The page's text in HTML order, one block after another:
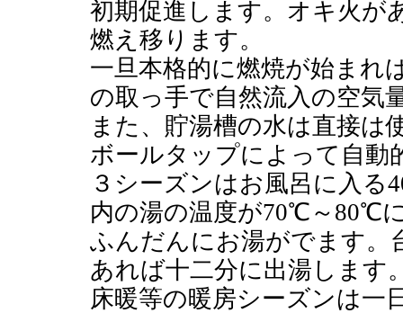
初期促進します。オキ火が
燃え移ります。
一旦本格的に燃焼が始まれ
の取っ手で自然流入の空気
また、貯湯槽の水は直接は
ボールタップによって自動
３シーズンはお風呂に入る
内の湯の温度が70℃～80℃
ふんだんにお湯がでます
あれば十二分に出湯します
床暖等の暖房シーズンは一